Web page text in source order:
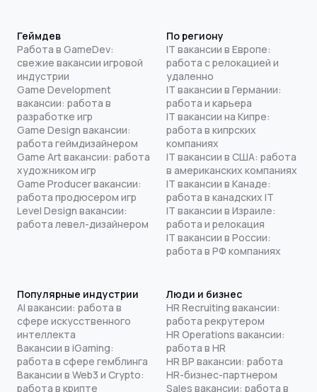
Геймдев
Работа в GameDev:
свежие вакансии игровой
индустрии
Game Development
вакансии: работа в
разработке игр
Game Design вакансии:
работа геймдизайнером
Game Art вакансии: работа
художником игр
Game Producer вакансии:
работа продюсером игр
Level Design вакансии:
работа левел-дизайнером
По региону
IT вакансии в Европе:
работа с релокацией и
удаленно
IT вакансии в Германии:
работа и карьера
IT вакансии на Кипре:
работа в кипрских
компаниях
IT вакансии в США: работа
в американских компаниях
IT вакансии в Канаде:
работа в канадских IT
IT вакансии в Израиле:
работа и релокация
IT вакансии в России:
работа в РФ компаниях
Популярные индустрии
AI вакансии: работа в
сфере искусственного
интеллекта
Вакансии в iGaming:
работа в сфере гемблинга
Вакансии в Web3 и Crypto:
работа в крипте
Люди и бизнес
HR Recruiting вакансии:
работа рекрутером
HR Operations вакансии:
работа в HR
HR BP вакансии: работа
HR-бизнес-партнером
Sales вакансии: работа в